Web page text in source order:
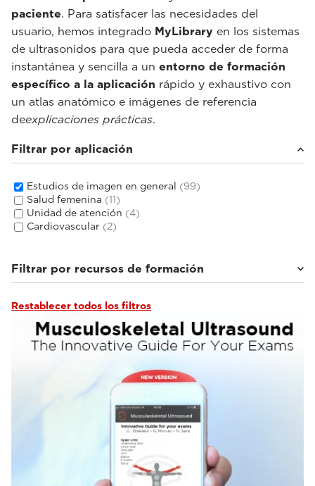
paciente. Para satisfacer las necesidades del
usuario, hemos integrado MyLibrary en los sistemas
de ultrasonidos para que pueda acceder de forma
instantánea y sencilla a un entorno de formación
específico a la aplicación rápido y exhaustivo con
un atlas anatómico e imágenes de referencia
deexplicaciones prácticas.
Filtrar por aplicación
Estudios de imagen en general (99)
Salud femenina (11)
Unidad de atención (4)
Cardiovascular (2)
Filtrar por recursos de formación
Aplicaciones Esaote Library
Documentación clínica
(44)
Tutoriales y bibliotecas en línea
(10)
Hablan los expertos(8)
Restablecer todos los filtros